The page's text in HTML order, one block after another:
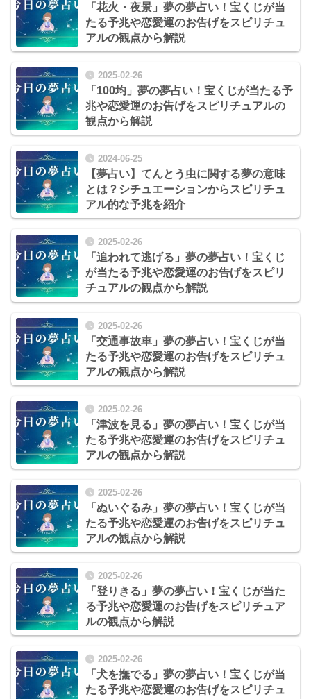
「花火・夜景」夢の夢占い！宝くじが当
たる予兆や恋愛運のお告げをスピリチュ
アルの観点から解説
2025-02-26
「100均」夢の夢占い！宝くじが当たる予
兆や恋愛運のお告げをスピリチュアルの
観点から解説
2024-06-25
【夢占い】てんとう虫に関する夢の意味
とは？シチュエーションからスピリチュ
アル的な予兆を紹介
2025-02-26
「追われて逃げる」夢の夢占い！宝くじ
が当たる予兆や恋愛運のお告げをスピリ
チュアルの観点から解説
2025-02-26
「交通事故車」夢の夢占い！宝くじが当
たる予兆や恋愛運のお告げをスピリチュ
アルの観点から解説
2025-02-26
「津波を見る」夢の夢占い！宝くじが当
たる予兆や恋愛運のお告げをスピリチュ
アルの観点から解説
2025-02-26
「ぬいぐるみ」夢の夢占い！宝くじが当
たる予兆や恋愛運のお告げをスピリチュ
アルの観点から解説
2025-02-26
「登りきる」夢の夢占い！宝くじが当た
る予兆や恋愛運のお告げをスピリチュア
ルの観点から解説
2025-02-26
「犬を撫でる」夢の夢占い！宝くじが当
たる予兆や恋愛運のお告げをスピリチュ